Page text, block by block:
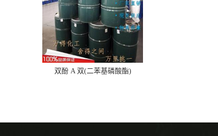
双酚 A 双(二苯基磷酸酯)